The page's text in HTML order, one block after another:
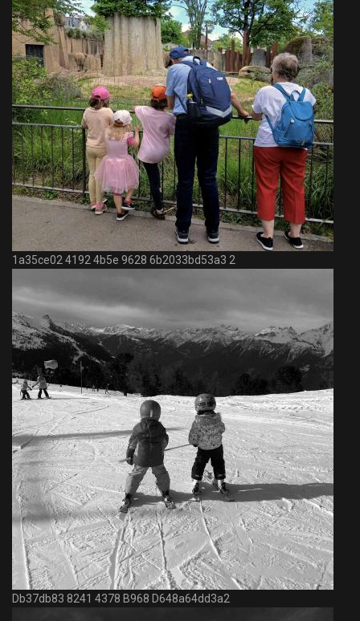
1a35ce02 4192 4b5e 9628 6b2033bd53a3 2
Db37db83 8241 4378 B968 D648a64dd3a2